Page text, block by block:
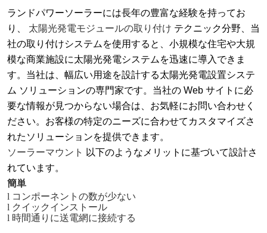
ランドパワーソーラーには長年の豊富な経験を持ってお
り、 太陽光発電モジュールの取り付け テクニック分野、当
社の取り付けシステムを使用すると、小規模な住宅や大規
模な商業施設に太陽光発電システムを迅速に導入できま
す。当社は、幅広い用途を設計する太陽光発電設置システ
ム ソリューションの専門家です。当社の Web サイトに必
要な情報が見つからない場合は、お気軽にお問い合わせく
ださい。お客様の特定のニーズに合わせてカスタマイズさ
れたソリューションを提供できます。
ソーラーマウント
以下のようなメリットに基づいて設計さ
れています。
簡単
l コンポーネントの数が少ない
l クイックインストール
l 時間通りに送電網に接続する